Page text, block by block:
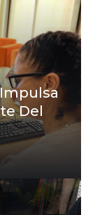
Del